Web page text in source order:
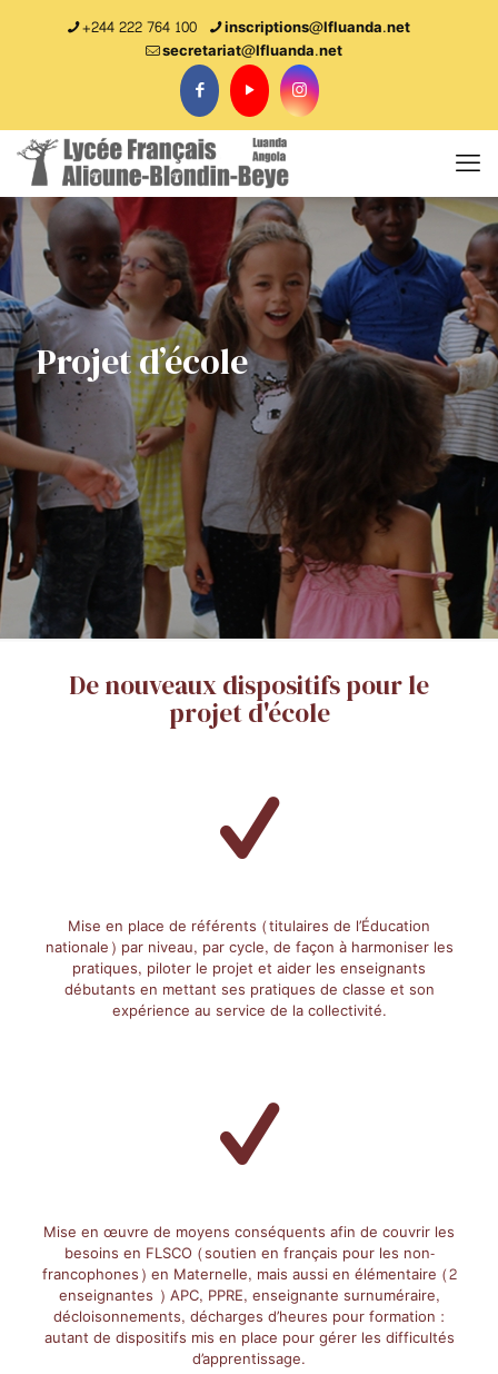
+244 222 764 100
inscriptions@lfluanda.net
secretariat@Ifluanda.net
Projet d’école
De nouveaux dispositifs pour le
projet d'école
Mise en place de référents (titulaires de l’Éducation
nationale) par niveau, par cycle, de façon à harmoniser les
pratiques, piloter le projet et aider les enseignants
débutants en mettant ses pratiques de classe et son
expérience au service de la collectivité.
Mise en œuvre de moyens conséquents afin de couvrir les
besoins en FLSCO (soutien en français pour les non-
francophones) en Maternelle, mais aussi en élémentaire (2
enseignantes ) APC, PPRE, enseignante surnuméraire,
décloisonnements, décharges d’heures pour formation :
autant de dispositifs mis en place pour gérer les difficultés
d’apprentissage.